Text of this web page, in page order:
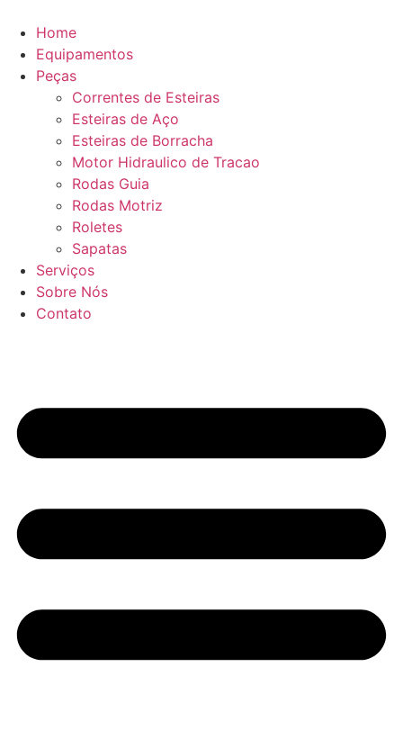
para
conteúdo
Home
Equipamentos
Peças
Correntes de Esteiras
Esteiras de Aço
Esteiras de Borracha
Motor Hidraulico de Tracao
Rodas Guia
Rodas Motriz
Roletes
Sapatas
Serviços
Sobre Nós
Contato